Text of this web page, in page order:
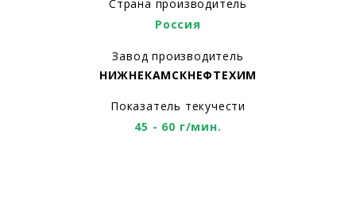
Страна производитель
Россия
Завод производитель
НИЖНЕКАМСКНЕФТЕХИМ
Показатель текучести
45 - 60 г/мин.